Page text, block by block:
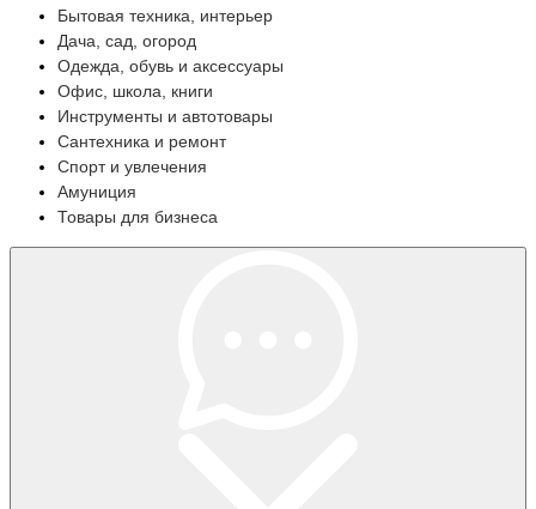
Бытовая техника, интерьер
Дача, сад, огород
Одежда, обувь и аксессуары
Офис, школа, книги
Инструменты и автотовары
Сантехника и ремонт
Спорт и увлечения
Амуниция
Товары для бизнеса